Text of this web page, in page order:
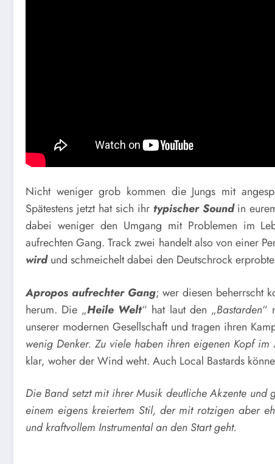
Nicht weniger grob kommen die Jungs mit
Spätestens jetzt hat sich ihr typischer Soundin
dabei weniger den Umgang mit Problemen im
aufrechten Gang. Track zwei handelt also von einer
wirdund schmeichelt dabei den Deutschrock
Apropos aufrechter Gang; wer diesen beherrscht
herum. Die „Heile Welt“ hat laut den „Bastarden“
unserer modernen Gesellschaft und tragen ihren
wenig Denker. Zu viele haben ihren eigenen Kopf
klar, woher der Wind weht. Auch Local Bastards
Die Band setzt mit ihrer Musik deutliche Akzente und
einem eigens kreiertem Stil, der mit rotzigen aber
und kraftvollem Instrumental an den Start geht.